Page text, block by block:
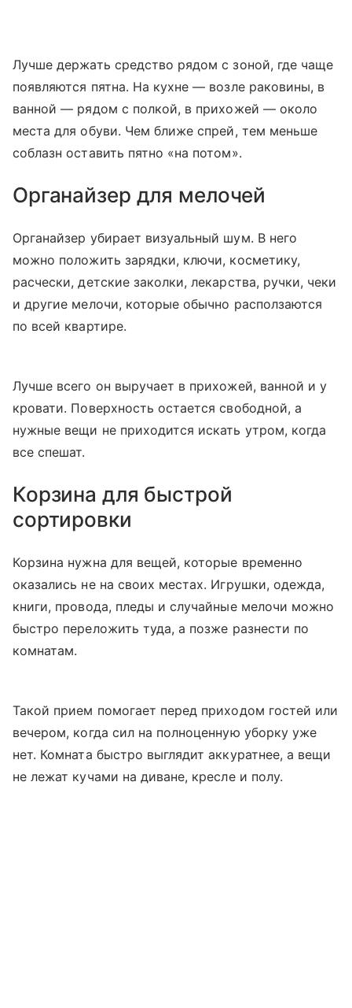
Лучше держать средство рядом с зоной, где чаще
появляются пятна. На кухне — возле раковины, в
ванной — рядом с полкой, в прихожей — около
места для обуви. Чем ближе спрей, тем меньше
соблазн оставить пятно «на потом».
Органайзер для мелочей
Органайзер убирает визуальный шум. В него
можно положить зарядки, ключи, косметику,
расчески, детские заколки, лекарства, ручки, чеки
и другие мелочи, которые обычно расползаются
по всей квартире.
Лучше всего он выручает в прихожей, ванной и у
кровати. Поверхность остается свободной, а
нужные вещи не приходится искать утром, когда
все спешат.
Корзина для быстрой
сортировки
Корзина нужна для вещей, которые временно
оказались не на своих местах. Игрушки, одежда,
книги, провода, пледы и случайные мелочи можно
быстро переложить туда, а позже разнести по
комнатам.
Такой прием помогает перед приходом гостей или
вечером, когда сил на полноценную уборку уже
нет. Комната быстро выглядит аккуратнее, а вещи
не лежат кучами на диване, кресле и полу.